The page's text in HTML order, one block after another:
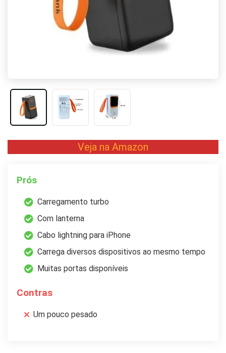
Veja na Amazon
Prós
Carregamento turbo
Com lanterna
Cabo lightning para iPhone
Carrega diversos dispositivos ao mesmo tempo
Muitas portas disponíveis
Contras
Um pouco pesado